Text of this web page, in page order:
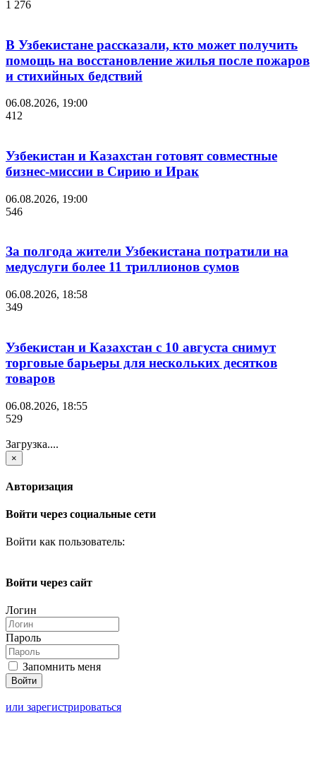
1 276
В Узбекистане рассказали, кто может получить
помощь на восстановление жилья после пожаров
и стихийных бедствий
06.08.2026, 19:00
412
Узбекистан и Казахстан готовят совместные
бизнес-миссии в Сирию и Ирак
06.08.2026, 19:00
546
За полгода жители Узбекистана потратили на
медуслуги более 11 триллионов сумов
06.08.2026, 18:58
349
Узбекистан и Казахстан с 10 августа снимут
торговые барьеры для нескольких десятков
товаров
06.08.2026, 18:55
529
Загрузка....
×
Авторизация
Войти через социальные сети
Войти как пользователь:
Войти через сайт
Логин
Пароль
Запомнить меня
или зарегистрироваться